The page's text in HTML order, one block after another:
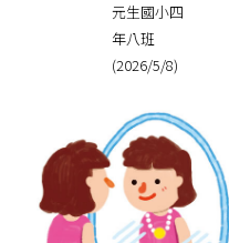
元生國小四
年八班
(2026/5/8)